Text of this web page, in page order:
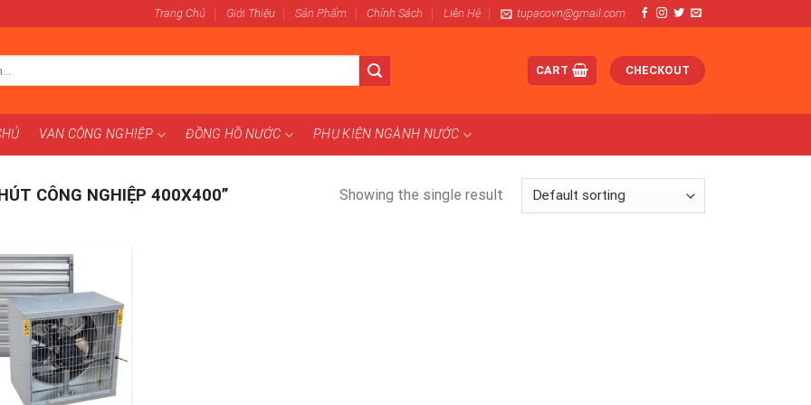
Trang Chủ Giới Thiệu Sản Phẩm Chính Sách Liên Hệ tupacovn@gmail.com
CART CHECKOUT
VAN CÔNG NGHIỆP ĐỒNG HỒ NƯỚC PHỤ KIỆN NGÀNH NƯỚC
CÔNG NGHIỆP 400X400” Showing the single result